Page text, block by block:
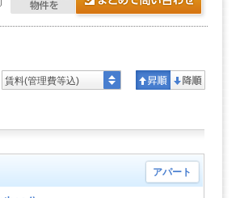
賃料(管理費等込)
アパート